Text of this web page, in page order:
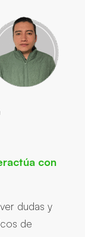
con
dudas y
de